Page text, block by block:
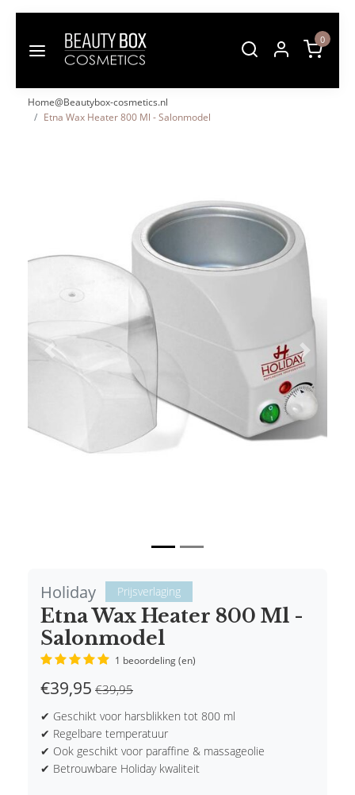
0
Home@Beautybox-cosmetics.nl
Etna Wax Heater 800 Ml - Salonmodel
Vorige Volgende
Holiday Prijsverlaging
Etna Wax Heater 800 Ml -
Salonmodel
1 beoordeling (en)
€39,95 €39,95
✔ Geschikt voor harsblikken tot 800 ml
✔ Regelbare temperatuur
✔ Ook geschikt voor paraffine & massageolie
✔ Betrouwbare Holiday kwaliteit